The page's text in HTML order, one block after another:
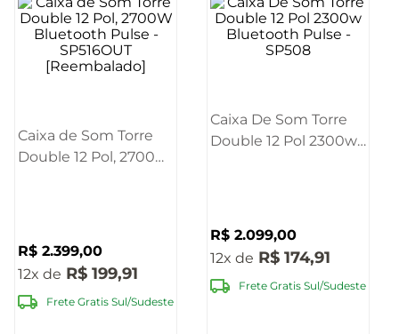
Caixa de Som Torre
Double 12 Pol, 2700W
R$ 2.399,00
12
R$ 199,91
Frete Gratis Sul/Sudeste
Caixa De Som Torre
Double 12 Pol 2300w
R$ 2.099,00
12
R$ 174,91
Frete Gratis Sul/Sudeste